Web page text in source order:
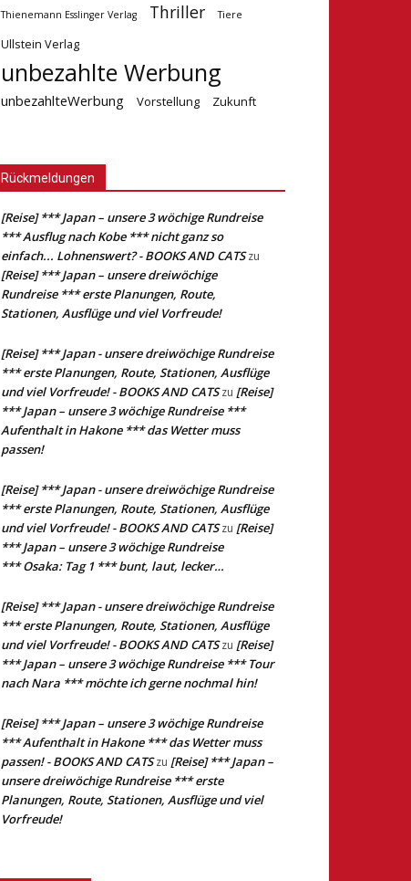
Thienemann Esslinger Verlag Thriller Tiere
Ullstein Verlag
unbezahlte Werbung
unbezahlteWerbung Vorstellung Zukunft
Rückmeldungen
[Reise] *** Japan – unsere 3 wöchige Rundreise
*** Ausflug nach Kobe *** nicht ganz so
einfach... Lohnenswert? - BOOKS AND CATSzu
[Reise] *** Japan – unsere dreiwöchige
Rundreise *** erste Planungen, Route,
Stationen, Ausflüge und viel Vorfreude!
[Reise] *** Japan - unsere dreiwöchige Rundreise
*** erste Planungen, Route, Stationen, Ausflüge
und viel Vorfreude! - BOOKS AND CATSzu [Reise]
*** Japan – unsere 3 wöchige Rundreise ***
Aufenthalt in Hakone *** das Wetter muss
passen!
[Reise] *** Japan - unsere dreiwöchige Rundreise
*** erste Planungen, Route, Stationen, Ausflüge
und viel Vorfreude! - BOOKS AND CATSzu [Reise]
*** Japan – unsere 3 wöchige Rundreise
*** Osaka: Tag 1 *** bunt, laut, lecker…
[Reise] *** Japan - unsere dreiwöchige Rundreise
*** erste Planungen, Route, Stationen, Ausflüge
und viel Vorfreude! - BOOKS AND CATSzu [Reise]
*** Japan – unsere 3 wöchige Rundreise *** Tour
nach Nara *** möchte ich gerne nochmal hin!
[Reise] *** Japan – unsere 3 wöchige Rundreise
*** Aufenthalt in Hakone *** das Wetter muss
passen! - BOOKS AND CATSzu [Reise] *** Japan –
unsere dreiwöchige Rundreise *** erste
Planungen, Route, Stationen, Ausflüge und viel
Vorfreude!